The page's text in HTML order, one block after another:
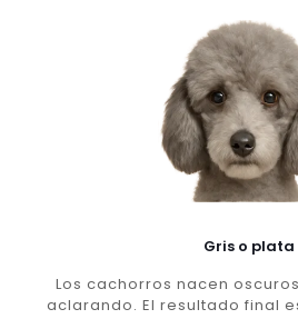
Gris o plata
Los cachorros nacen
aclarando. El resultado final